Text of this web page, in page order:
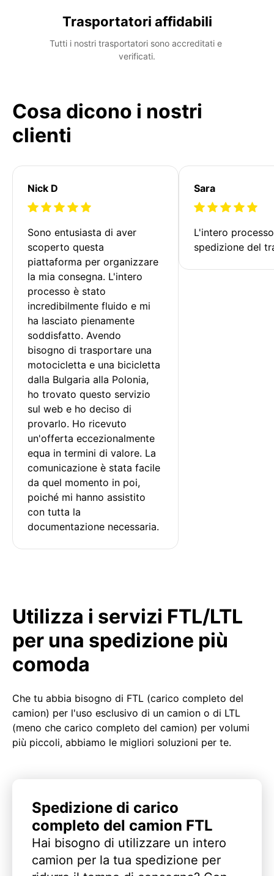
Trasportatori affidabili
Tutti i nostri trasportatori sono accreditati e
verificati.
Cosa dicono i nostri
clienti
Nick D
Sono entusiasta di aver
scoperto questa
piattaforma per organizzare
la mia consegna. L'intero
processo è stato
incredibilmente fluido e mi
ha lasciato pienamente
soddisfatto. Avendo
bisogno di trasportare una
motocicletta e una bicicletta
dalla Bulgaria alla Polonia,
ho trovato questo servizio
sul web e ho deciso di
provarlo. Ho ricevuto
un'offerta eccezionalmente
equa in termini di valore. La
comunicazione è stata facile
da quel momento in poi,
poiché mi hanno assistito
con tutta la
documentazione necessaria.
Sara
L'intero
spedizione del
Utilizza i servizi FTL/LTL
per una spedizione più
comoda
Che tu abbia bisogno di FTL (carico completo del
camion) per l'uso esclusivo di un camion o di LTL
(meno che carico completo del camion) per volumi
più piccoli, abbiamo le migliori soluzioni per te.
Spedizione di carico
completo del camion FTL
Hai bisogno di utilizzare un intero
camion per la tua spedizione per